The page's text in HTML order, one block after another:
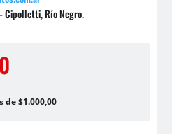
Cipolletti, Río Negro.
de $1.000,00